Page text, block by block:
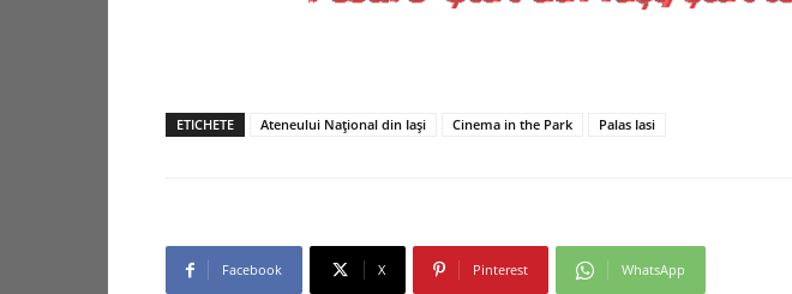
ETICHETE Ateneului Național din Iași Cinema in the Park Palas Iasi
Facebook X Pinterest WhatsApp